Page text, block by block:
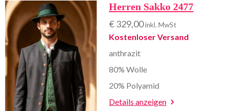
Herren Sakko 2477
€ 329,00inkl. MwSt
Kostenloser Versand
anthrazit
80% Wolle
20% Polyamid
Details anzeigen